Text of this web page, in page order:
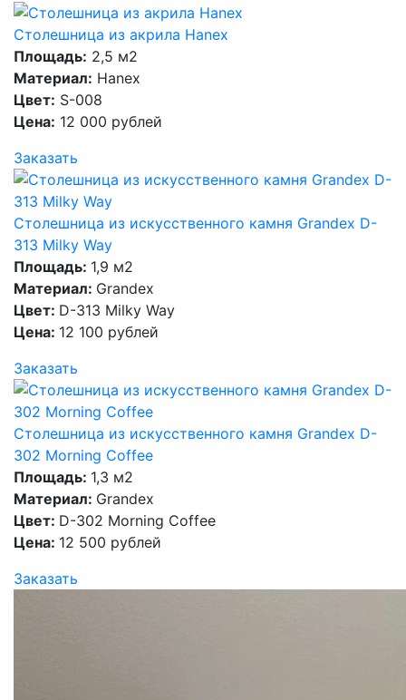
Столешница из акрила Hanex
Площадь: 2,5 м2
Материал: Hanex
Цвет: S-008
Цена: 12 000 рублей
Заказать
Столешница из искусственного камня Grandex D-
313 Milky Way
Площадь: 1,9 м2
Материал: Grandex
Цвет: D-313 Milky Way
Цена: 12 100 рублей
Заказать
Столешница из искусственного камня Grandex D-
302 Morning Coffee
Площадь: 1,3 м2
Материал: Grandex
Цвет: D-302 Morning Coffee
Цена: 12 500 рублей
Заказать